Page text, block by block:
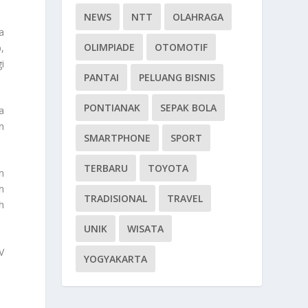
NEWS NTT OLAHRAGA
OLIMPIADE OTOMOTIF
PANTAI PELUANG BISNIS
PONTIANAK SEPAK BOLA
SMARTPHONE SPORT
TERBARU TOYOTA
TRADISIONAL TRAVEL
UNIK WISATA
YOGYAKARTA